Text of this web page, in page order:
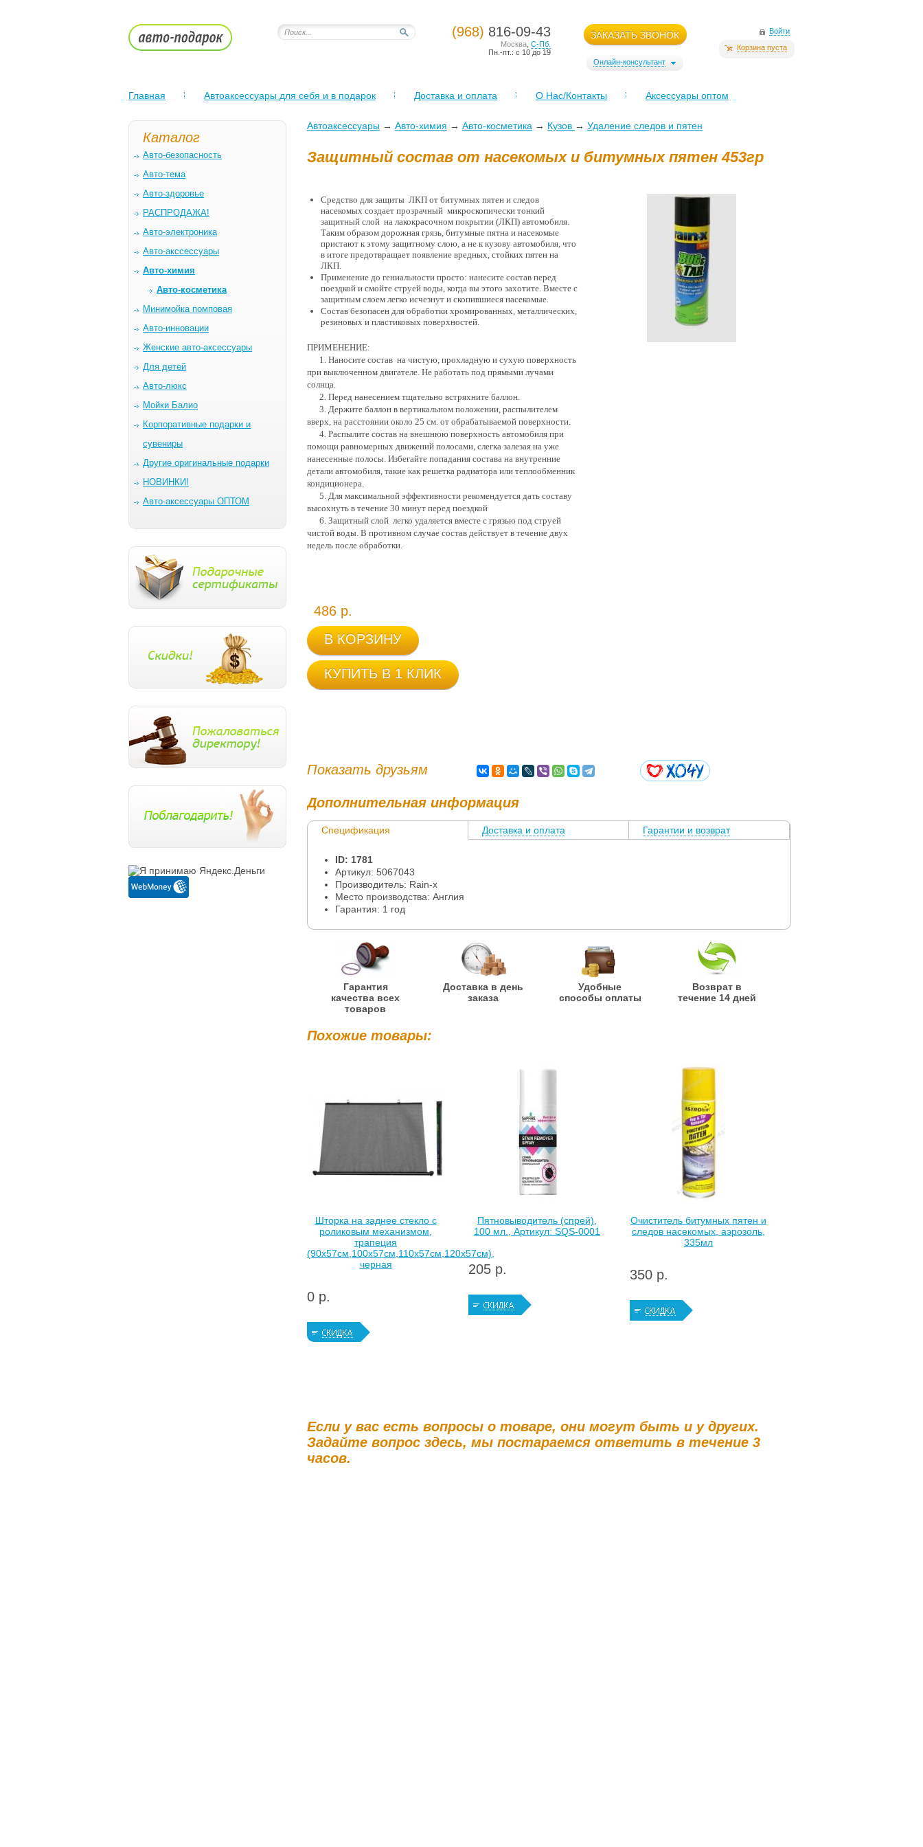
(968) 816-09-43
Москва С-Пб.
Пн.-пт.: с 10 до 19
ЗАКАЗАТЬ ЗВОНОК
Онлайн-консультант
Войти
Корзина пуста
Главная Автоаксессуары для себя и в подарок Доставка и оплата О Нас/Контакты Аксессуары оптом
Каталог
Авто-безопасность
Авто-тема
Авто-здоровье
РАСПРОДАЖА!
Авто-электроника
Авто-акссессуары
Авто-химия
Авто-косметика
Минимойка помповая
Авто-инновации
Женские авто-аксессуары
Для детей
Авто-люкс
Мойки Балио
Корпоративные подарки и
сувениры
Другие оригинальные подарки
НОВИНКИ!
Авто-аксессуары ОПТОМ
Автоаксессуары → Авто-химия → Авто-косметика → Кузов → Удаление следов и пятен
Защитный состав от насекомых и битумных пятен 453гр
Средство для защиты ЛКП от битумных пятен и следов
насекомых создает прозрачный микроскопически тонкий
защитный слой на лакокрасочном покрытии (ЛКП) автомобиля.
Таким образом дорожная грязь, битумные пятна и насекомые
пристают к этому защитному слою, а не к кузову автомобиля, что
в итоге предотвращает появление вредных, стойких пятен на
ЛКП.
Применение до гениальности просто: нанесите состав перед
поездкой и смойте струей воды, когда вы этого захотите. Вместе с
защитным слоем легко исчезнут и скопившиеся насекомые.
Состав безопасен для обработки хромированных, металлических,
резиновых и пластиковых поверхностей.
ПРИМЕНЕНИЕ:
1. Наносите состав на чистую, прохладную и сухую поверхность
при выключенном двигателе. Не работать под прямыми лучами
солнца.
2. Перед нанесением тщательно встряхните баллон.
3. Держите баллон в вертикальном положении, распылителем
вверх, на расстоянии около 25 см. от обрабатываемой поверхности.
4. Распылите состав на внешнюю поверхность автомобиля при
помощи равномерных движений полосами, слегка залезая на уже
нанесенные полосы. Избегайте попадания состава на внутренние
детали автомобиля, такие как решетка радиатора или теплообменник
кондиционера.
5. Для максимальной эффективности рекомендуется дать составу
высохнуть в течение 30 минут перед поездкой
6. Защитный слой легко удаляется вместе с грязью под струей
чистой воды. В противном случае состав действует в течение двух
недель после обработки.
486 р.
В КОРЗИНУ
КУПИТЬ В 1 КЛИК
Показать друзьям
Дополнительная информация
Спецификация Доставка и оплата
Гарантии и возврат
ID: 1781
Артикул: 5067043
Производитель: Rain-x
Место производства: Англия
Гарантия: 1 год
Гарантия
качества всех
товаров
Доставка в день
заказа
Удобные
способы оплаты
Возврат в
течение 14 дней
Похожие товары:
Шторка на заднее стекло с
роликовым механизмом,
трапеция
(90х57см,100х57см,110х57см,120х57см),
черная
0 р.
Пятновыводитель (спрей),
100 мл., Артикул: SQS-0001
205 р.
Очиститель битумных пятен и
следов насекомых, аэрозоль,
335мл
350 р.
Если у вас есть вопросы о товаре, они могут быть и у других.
Задайте вопрос здесь, мы постараемся ответить в течение 3
часов.